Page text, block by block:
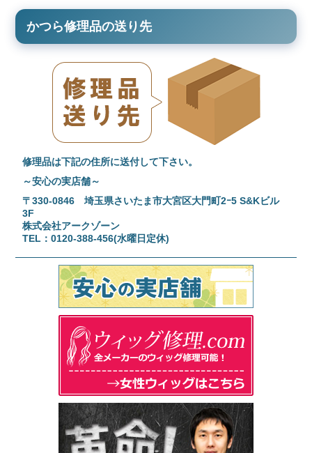
かつら修理品の送り先
修理品は下記の住所に送付して下さい。
～安心の実店舗～
〒330-0846 埼玉県さいたま市大宮区大門町2ｰ5 S&Kビル
3F
株式会社アークゾーン
TEL：0120-388-456(水曜日定休)